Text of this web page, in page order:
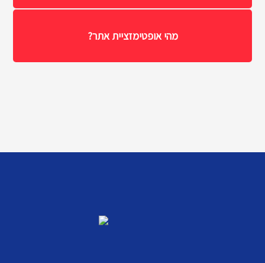
מהי אופטימזציית אתר?